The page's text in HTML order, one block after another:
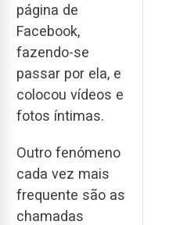
página de
Facebook,
fazendo-se
passar por ela, e
colocou vídeos e
fotos íntimas.
Outro fenómeno
cada vez mais
frequente são as
chamadas